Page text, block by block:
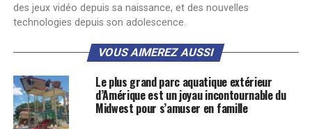
des jeux vidéo depuis sa naissance, et des nouvelles
technologies depuis son adolescence.
VOUS AIMEREZ AUSSI
Le plus grand parc aquatique extérieur
d’Amérique est un joyau incontournable du
Midwest pour s’amuser en famille